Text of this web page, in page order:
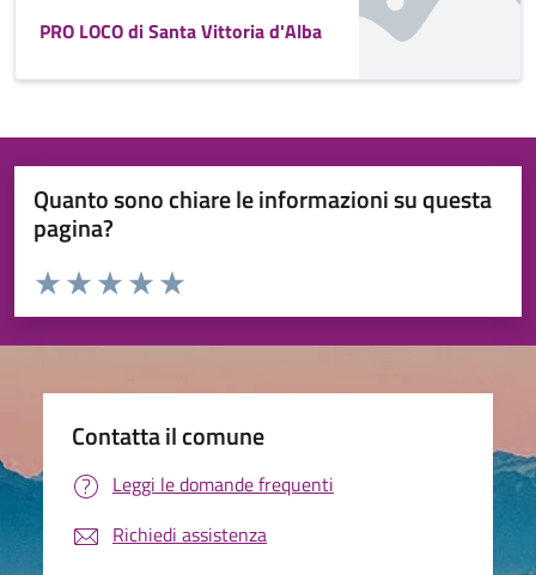
PRO LOCO di Santa Vittoria d'Alba
Quanto sono chiare le informazioni su questa
pagina?
Valuta da 1 a 5 stelle la pagina
Valuta 5 stelle su 5
Valuta 4 stelle su 5
Valuta 3 stelle su 5
Valuta 2 stelle su 5
Valuta 1 stelle su 5
Contatta il comune
Leggi le domande frequenti
Richiedi assistenza